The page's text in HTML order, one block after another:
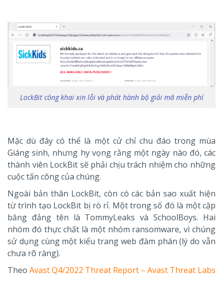
LockBit công khai xin lỗi và phát hành bộ giải mã miễn phí
Mặc dù đây có thể là một cử chỉ chu đáo trong mùa
Giáng sinh, nhưng hy vọng rằng một ngày nào đó, các
thành viên LockBit sẽ phải chịu trách nhiệm cho những
cuộc tấn công của chúng.
Ngoài bản thân LockBit, còn có các bản sao xuất hiện
từ trình tạo LockBit bị rò rỉ. Một trong số đó là một cặp
băng đảng tên là TommyLeaks và SchoolBoys. Hai
nhóm đó thực chất là một nhóm ransomware, vì chúng
sử dụng cùng một kiểu trang web đàm phán (lý do vẫn
chưa rõ ràng).
Theo Avast Q4/2022 Threat Report – Avast Threat Labs